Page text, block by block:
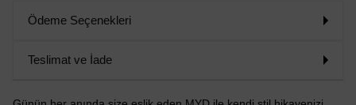
Ödeme Seçenekleri
Teslimat ve İade